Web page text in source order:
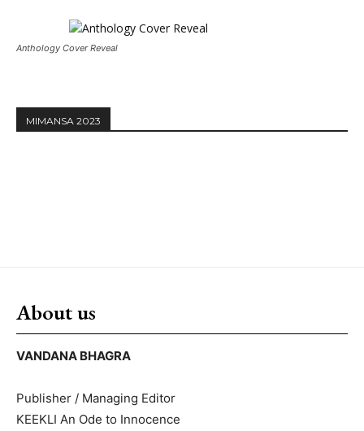
Anthology Cover Reveal
MIMANSA 2023
About us
VANDANA BHAGRA
Publisher / Managing Editor
KEEKLI An Ode to Innocence